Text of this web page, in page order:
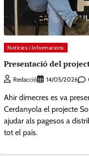
Notícies i Informacions
Presentació del
Redacció 14/05/2026
Ahir dimecres es va
Cerdanyola el projecte
ajudar als pagesos a
tot el país.